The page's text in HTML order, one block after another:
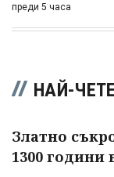
преди 5 часа
НАЙ-
Златно
1300 години